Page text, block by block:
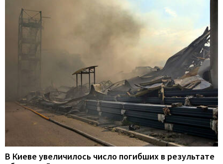
В Киеве увеличилось число погибших в результате